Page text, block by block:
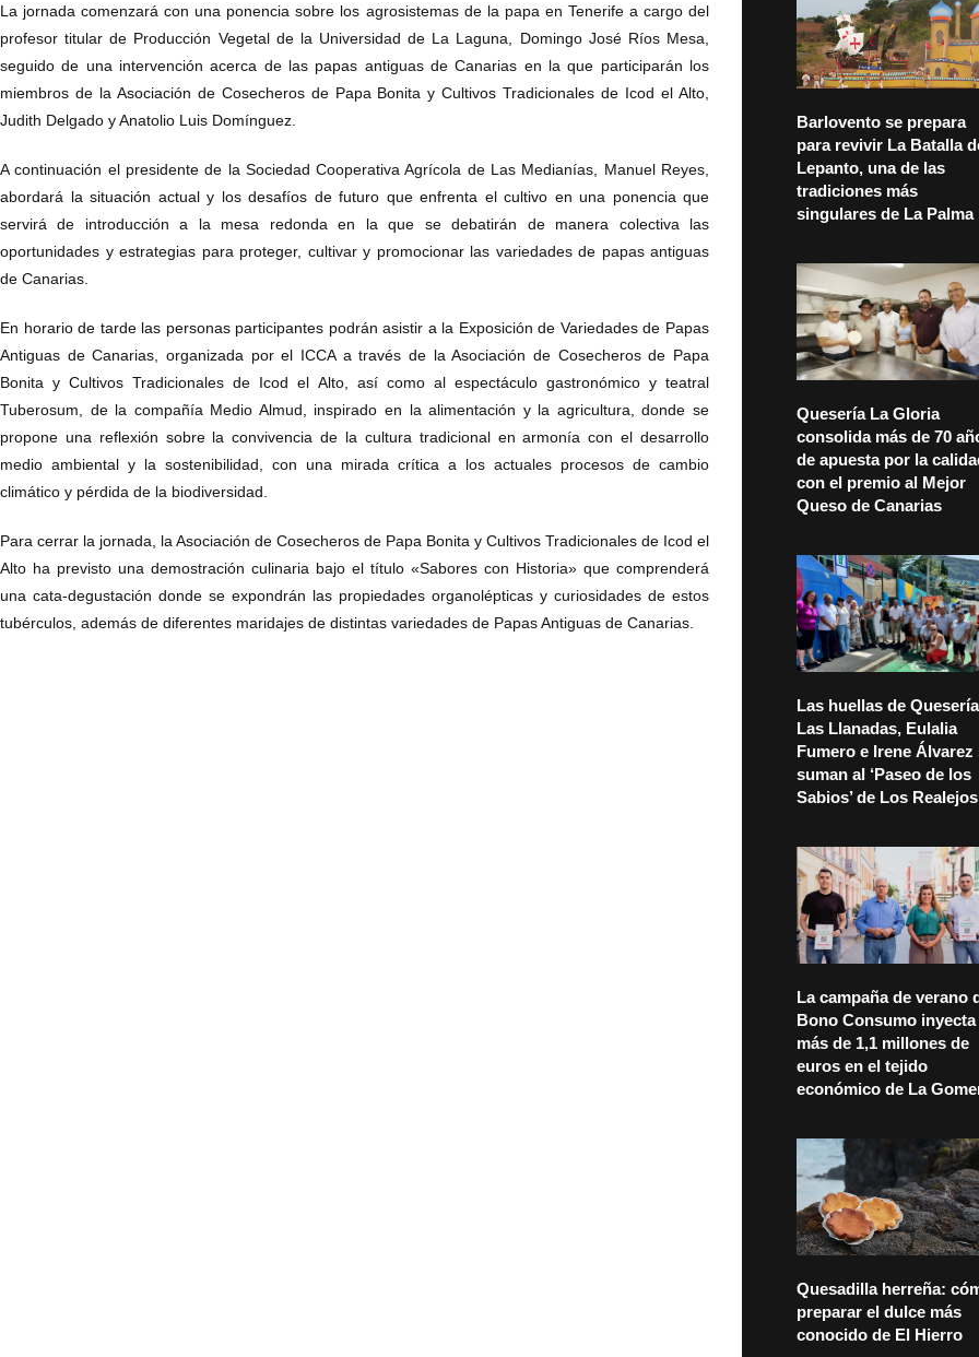
La jornada comenzará con una ponencia sobre los agrosistemas de la papa en Tenerife a cargo del
profesor titular de Producción Vegetal de la Universidad de La Laguna, Domingo José Ríos Mesa,
seguido de una intervención acerca de las papas antiguas de Canarias en la que participarán los
miembros de la Asociación de Cosecheros de Papa Bonita y Cultivos Tradicionales de Icod el Alto,
Judith Delgado y Anatolio Luis Domínguez.
A continuación el presidente de la Sociedad Cooperativa Agrícola de Las Medianías, Manuel Reyes,
abordará la situación actual y los desafíos de futuro que enfrenta el cultivo en una ponencia que
servirá de introducción a la mesa redonda en la que se debatirán de manera colectiva las
oportunidades y estrategias para proteger, cultivar y promocionar las variedades de papas antiguas
de Canarias.
En horario de tarde las personas participantes podrán asistir a la Exposición de Variedades de Papas
Antiguas de Canarias, organizada por el ICCA a través de la Asociación de Cosecheros de Papa
Bonita y Cultivos Tradicionales de Icod el Alto, así como al espectáculo gastronómico y teatral
Tuberosum, de la compañía Medio Almud, inspirado en la alimentación y la agricultura, donde se
propone una reflexión sobre la convivencia de la cultura tradicional en armonía con el desarrollo
medio ambiental y la sostenibilidad, con una mirada crítica a los actuales procesos de cambio
climático y pérdida de la biodiversidad.
Para cerrar la jornada, la Asociación de Cosecheros de Papa Bonita y Cultivos Tradicionales de Icod el
Alto ha previsto una demostración culinaria bajo el título «Sabores con Historia» que comprenderá
una cata-degustación donde se expondrán las propiedades organolépticas y curiosidades de estos
tubérculos, además de diferentes maridajes de distintas variedades de Papas Antiguas de Canarias.
Barlovento se prepara
para revivir La Batalla
Lepanto, una de las
tradiciones más
singulares de La Palma
Quesería La Gloria
consolida más de 70
de apuesta por la
con el premio al Mejor
Queso de Canarias
Las huellas de Quesería
Las Llanadas, Eulalia
Fumero e Irene Álvarez
suman al ‘Paseo de los
Sabios’ de Los Realejos
La campaña de verano
Bono Consumo inyecta
más de 1,1 millones de
euros en el tejido
económico de La
Quesadilla herreña:
preparar el dulce más
conocido de El Hierro